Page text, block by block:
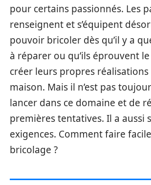
pour certains passionnés. Les
renseignent et s’équipent
pouvoir bricoler dès qu’il y a
à réparer ou qu’ils éprouvent
créer leurs propres
maison. Mais il n’est pas
lancer dans ce domaine et de
premières tentatives. Il a aussi
exigences. Comment faire
bricolage ?